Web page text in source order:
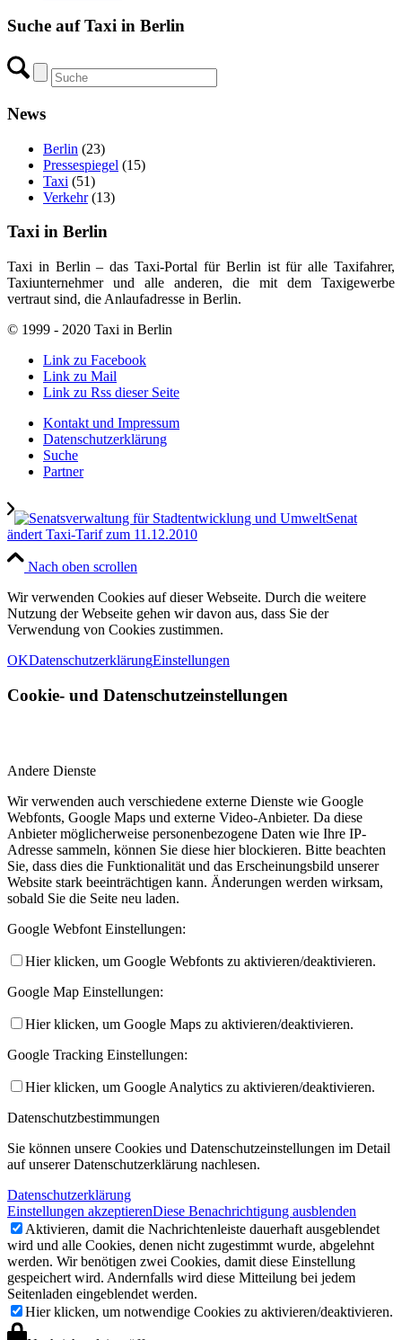
Suche auf Taxi in Berlin
News
Berlin (23)
Pressespiegel (15)
Taxi (51)
Verkehr(13)
Taxi in Berlin
Taxi in Berlin – das Taxi-Portal für Berlin ist für alle Taxifahrer,
Taxiunternehmer und alle anderen, die mit dem Taxigewerbe
vertraut sind, die Anlaufadresse in Berlin.
© 1999 - 2020 Taxi in Berlin
Link zu Facebook
Link zu Mail
Link zu Rss dieser Seite
Kontakt und Impressum
Datenschutzerklärung
Suche
Partner
Senat
ändert Taxi-Tarif zum 11.12.2010
Nach oben scrollen
Wir verwenden Cookies auf dieser Webseite. Durch die weitere
Nutzung der Webseite gehen wir davon aus, dass Sie der
Verwendung von Cookies zustimmen.
OKDatenschutzerklärungEinstellungen
Cookie- und Datenschutzeinstellungen
Andere Dienste
Wir verwenden auch verschiedene externe Dienste wie Google
Webfonts, Google Maps und externe Video-Anbieter. Da diese
Anbieter möglicherweise personenbezogene Daten wie Ihre IP-
Adresse sammeln, können Sie diese hier blockieren. Bitte beachten
Sie, dass dies die Funktionalität und das Erscheinungsbild unserer
Website stark beeinträchtigen kann. Änderungen werden wirksam,
sobald Sie die Seite neu laden.
Google Webfont Einstellungen:
Hier klicken, um Google Webfonts zu aktivieren/deaktivieren.
Google Map Einstellungen:
Hier klicken, um Google Maps zu aktivieren/deaktivieren.
Google Tracking Einstellungen:
Hier klicken, um Google Analytics zu aktivieren/deaktivieren.
Datenschutzbestimmungen
Sie können unsere Cookies und Datenschutzeinstellungen im Detail
auf unserer Datenschutzerklärung nachlesen.
Datenschutzerklärung
Einstellungen akzeptierenDiese Benachrichtigung ausblenden
Aktivieren, damit die Nachrichtenleiste dauerhaft ausgeblendet
wird und alle Cookies, denen nicht zugestimmt wurde, abgelehnt
werden. Wir benötigen zwei Cookies, damit diese Einstellung
gespeichert wird. Andernfalls wird diese Mitteilung bei jedem
Seitenladen eingeblendet werden.
Hier klicken, um notwendige Cookies zu aktivieren/deaktivieren.